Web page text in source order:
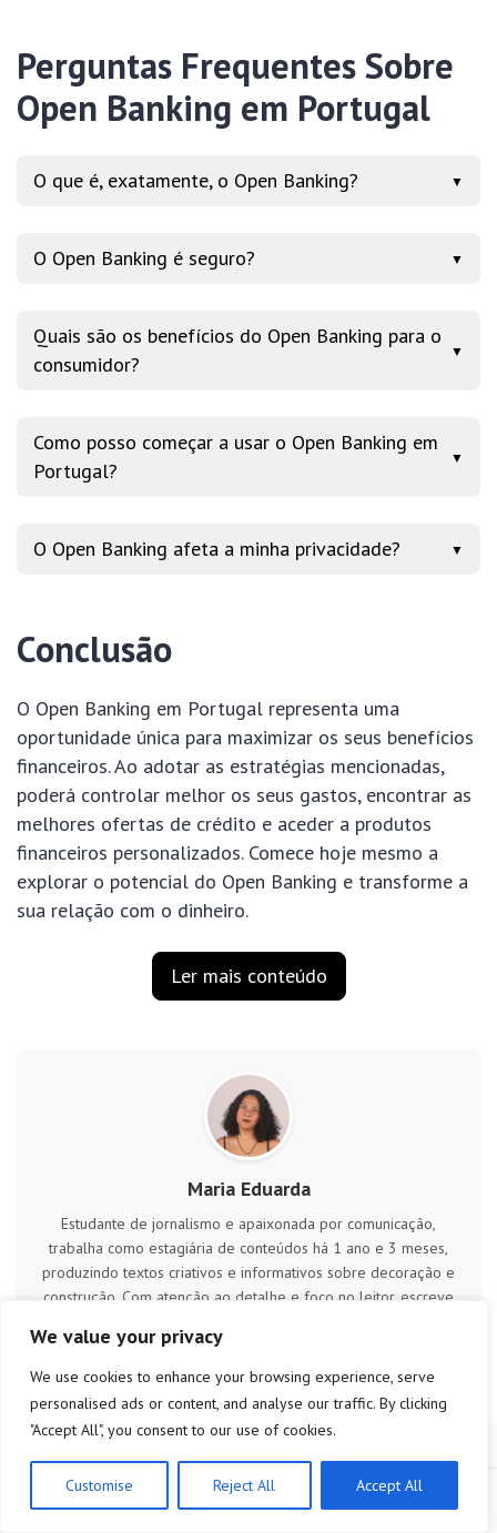
We value your privacy
We use cookies to enhance your browsing experience, serve
personalised ads or content, and analyse our traffic. By clicking
"Accept All", you consent to our use of cookies.
Customise Reject All Accept All
Perguntas Frequentes Sobre
Open Banking em Portugal
O que é, exatamente, o Open Banking? ▼
O Open Banking é seguro? ▼
Quais são os benefícios do Open Banking para o
consumidor?
▼
Como posso começar a usar o Open Banking em
Portugal?
▼
O Open Banking afeta a minha privacidade? ▼
Conclusão
O Open Banking em Portugal representa uma
oportunidade única para maximizar os seus benefícios
financeiros. Ao adotar as estratégias mencionadas,
poderá controlar melhor os seus gastos, encontrar as
melhores ofertas de crédito e aceder a produtos
financeiros personalizados. Comece hoje mesmo a
explorar o potencial do Open Banking e transforme a
sua relação com o dinheiro.
Ler mais conteúdo
Maria Eduarda
Estudante de jornalismo e apaixonada por comunicação,
trabalha como estagiária de conteúdos há 1 ano e 3 meses,
produzindo textos criativos e informativos sobre decoração e
construção. Com atenção ao detalhe e foco no leitor, escreve
mais informadas no seu dia a dia.